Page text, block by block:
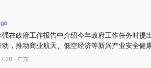
强在政府工作报告中介绍今年政府工作任务时提
，推动商业航天、低空经济等新兴产业安全健
· 广东